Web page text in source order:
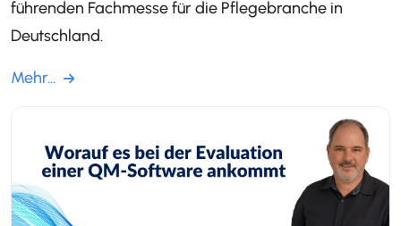
führenden Fachmesse für die Pflegebranche in
Deutschland.
Mehr...